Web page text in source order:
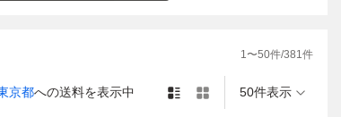
1〜50件/381件
京都への送料を表示中 50件表示